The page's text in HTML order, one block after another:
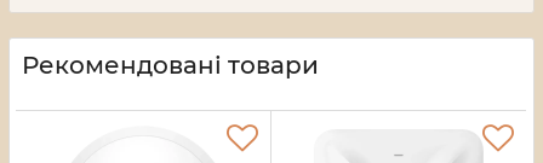
Рекомендовані товари